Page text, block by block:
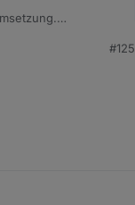
ansonsten alles an
#125